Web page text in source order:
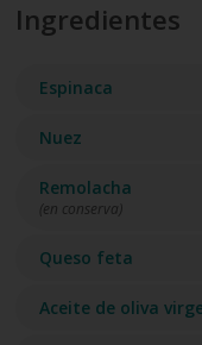
Ingredientes
Espinaca
Nuez
Remolacha
(en conserva)
Queso feta
Aceite de oliva